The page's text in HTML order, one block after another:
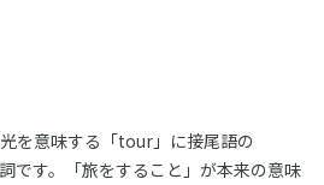
を意味する「tour」に接尾語の
です。「旅をすること」が本来の意味